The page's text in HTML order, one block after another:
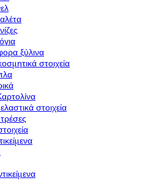
ξύλινα
στοιχεία
στοιχεία